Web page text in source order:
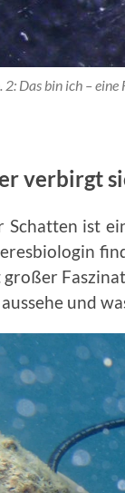
2: Das bin ich –
verbirgt
Schatten ist
und